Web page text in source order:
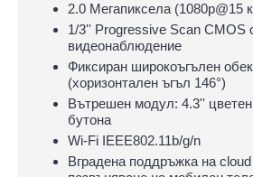
2.0 Мегапиксела (1080p@15
1/3'' Progressive Scan CMOS
видеонаблюдение
Фиксиран широкоъгълен
(хоризонтален ъгъл 146°)
Вътрешен модул: 4.3''
бутона
Wi-Fi IEEE802.11b/g/n
Вградена поддръжка на